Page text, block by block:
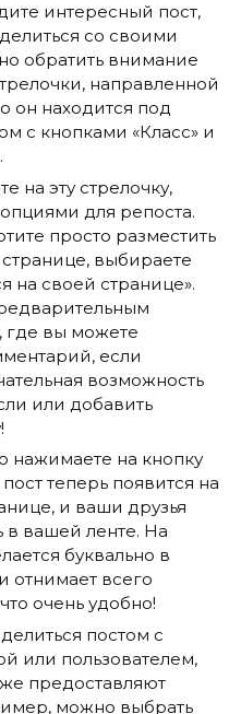
интересный пост,
со своими
обратить внимание
направленной
он находится под
с кнопками «Класс» и
на эту стрелочку,
для репоста.
просто разместить
странице, выбираете
на своей странице».
где вы можете
если
возможность
или добавить
нажимаете на кнопку
теперь появится на
и ваши друзья
в вашей ленте. На
буквально в
отнимает всего
очень удобно!
постом с
или пользователем,
предоставляют
можно выбрать